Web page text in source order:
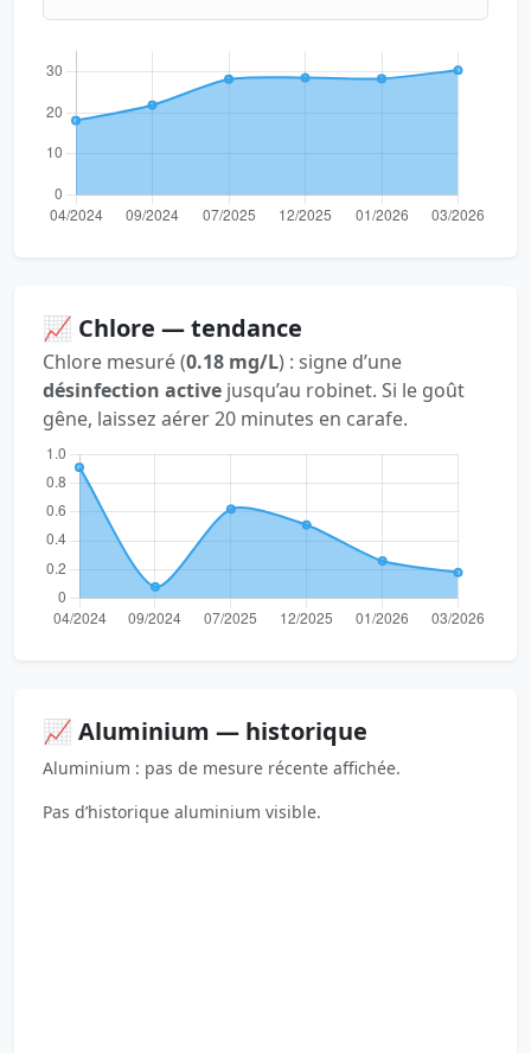
📈 Chlore — tendance
Chlore mesuré (0.18 mg/L) : signe d’une
désinfection active jusqu’au robinet. Si le goût
gêne, laissez aérer 20 minutes en carafe.
📈 Aluminium — historique
Aluminium : pas de mesure récente affichée.
Pas d’historique aluminium visible.